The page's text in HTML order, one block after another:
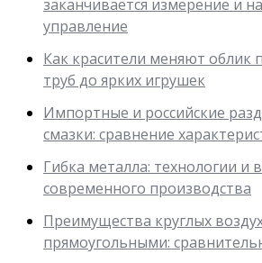
заканчивается измерение и
управление
Как красители меняют облик
труб до ярких игрушек
Импортные и российские
смазки: сравнение
Гибка металла: технологии и
современного производства
Преимущества круглых
прямоугольными: